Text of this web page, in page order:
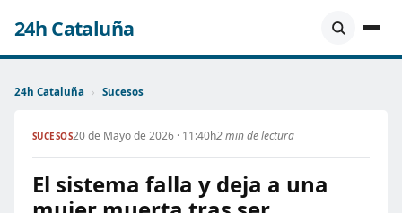
24h Cataluña
24h Cataluña › Sucesos
SUCESOS20 de Mayo de 2026 · 11:40h2 min de lectura
El sistema falla y deja a una